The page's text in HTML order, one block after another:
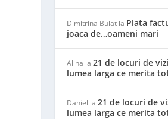
Dimitrina Bulat la Plata
joaca de…oameni mari
Alina la21 de locuri de
lumea larga ce merita
Daniel la21 de locuri de
lumea larga ce merita